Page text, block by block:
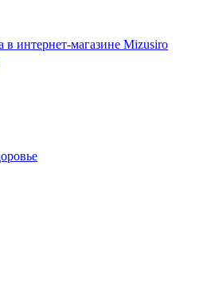
в интернет-магазине Mizusiro